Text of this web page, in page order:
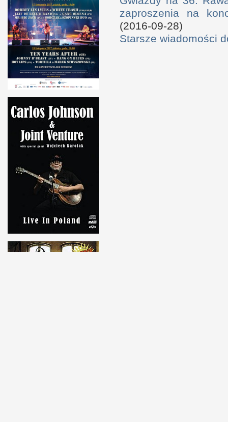
zaproszenia na
(2016-09-28)
Starsze wiadomości